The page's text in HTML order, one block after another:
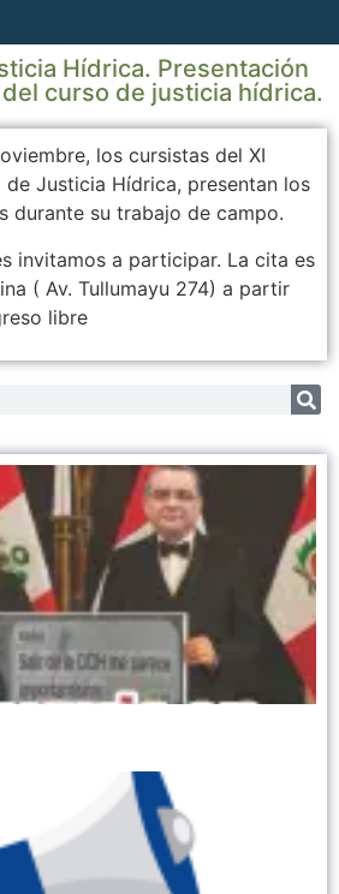
Hídrica. Presentación
curso de justicia hídrica.
los cursistas del XI
de Justicia Hídrica, presentan los
durante su trabajo de campo.
invitamos a participar. La cita es
( Av. Tullumayu 274) a partir
libre